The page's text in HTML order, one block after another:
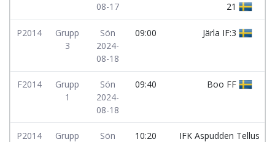
08-17
21
P2014
Grupp
3
Sön
2024-
08-18
09:00 Järla IF:3
F2014
Grupp
1
Sön
2024-
08-18
09:40 Boo FF
P2014
Grupp
Sön
10:20
IFK Aspudden Tellus